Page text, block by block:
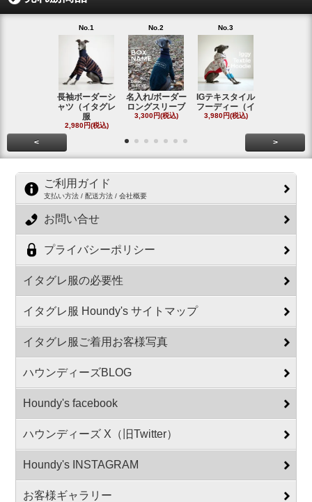
No.1
長袖ボーダーシ
ャツ（イタグレ
服
2,980円(税込)
No.2
名入れ/ボーダー
ロングスリーブ
3,300円(税込)
No.3
IGテキスタイル
フーディー（イ
3,980円(税込)
< >
ご利用ガイド
支払い方法 / 配送方法 / 会社概要
お問い合せ
プライバシーポリシー
イタグレ服の必要性
イタグレ服 Houndy's サイトマップ
イタグレ服ご着用お客様写真
ハウンディーズBLOG
Houndy's facebook
ハウンディーズ X（旧Twitter）
Houndy's INSTAGRAM
お客様ギャラリー